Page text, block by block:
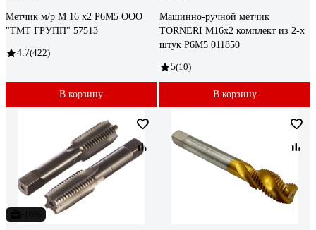
Метчик м/р М 16 х2 Р6М5 ООО
"ТМТ ГРУПП" 57513
4.7(422)
В корзину
Машинно-ручной метчик
TORNERI М16х2 комплект из 2-х
штук Р6М5 011850
5(10)
В корзину